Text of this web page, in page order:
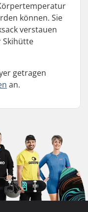
können. Sie
verstauen
Skihütte
getragen
an.